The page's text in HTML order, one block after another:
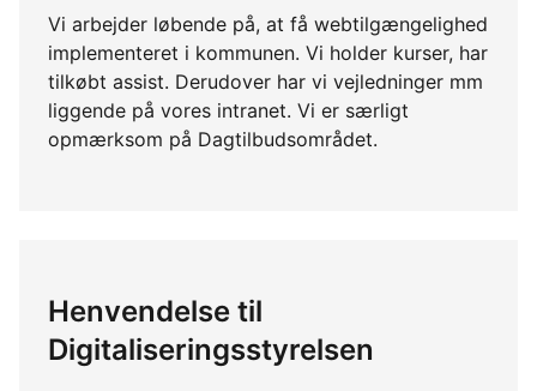
Vi arbejder løbende på, at få webtilgængelighed
implementeret i kommunen. Vi holder kurser, har
tilkøbt assist. Derudover har vi vejledninger mm
liggende på vores intranet. Vi er særligt
opmærksom på Dagtilbudsområdet.
Henvendelse til
Digitaliseringsstyrelsen